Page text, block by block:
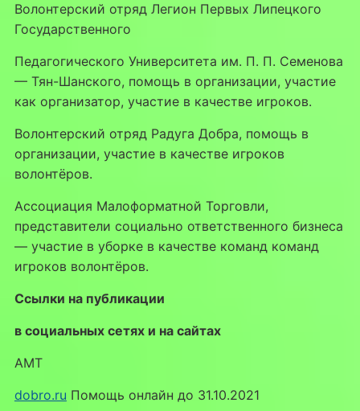
Волонтерский отряд Легион Первых Липецкого
Государственного
Педагогического Университета им. П. П. Семенова
— Тян-Шанского, помощь в организации, участие
как организатор, участие в качестве игроков.
Волонтерский отряд Радуга Добра, помощь в
организации, участие в качестве игроков
волонтёров.
Ассоциация Малоформатной Торговли,
представители социально ответственного бизнеса
— участие в уборке в качестве команд команд
игроков волонтёров.
Ссылки на публикации
в социальных сетях и на сайтах
АМТ
dobro.ru Помощь онлайн до 31.10.2021